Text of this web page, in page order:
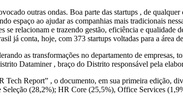
outras ondas. Boa parte das startups , de
espaço ao ajudar as companhias mais tradicionais
se relacionam e trazendo gestão, eficiência e
já conta, hoje, com 373 startups voltadas para a área
as transformações no departamento de
Dataminer , braço do Distrito responsável pela
Tech Report” , o documento, em sua primeira edição,
Seleção (28,2%); HR Core (25,5%), Office Services